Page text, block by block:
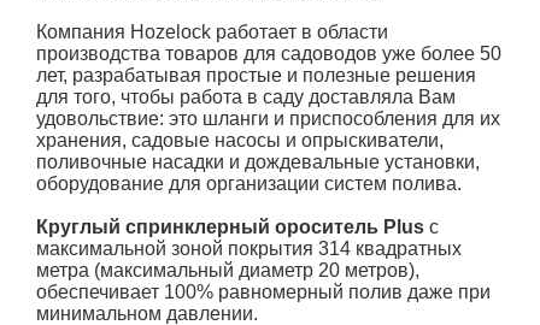
Компания Hozelock работает в области
производства товаров для садоводов уже более 50
лет, разрабатывая простые и полезные решения
для того, чтобы работа в саду доставляла Вам
удовольствие: это шланги и приспособления для их
хранения, садовые насосы и опрыскиватели,
поливочные насадки и дождевальные установки,
оборудование для организации систем полива.
Круглый спринклерный ороситель Plus с
максимальной зоной покрытия 314 квадратных
метра (максимальный диаметр 20 метров),
обеспечивает 100% равномерный полив даже при
минимальном давлении.